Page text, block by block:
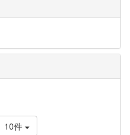
10件